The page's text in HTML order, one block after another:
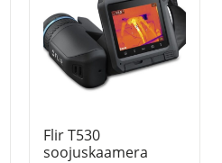
Flir T530
soojuskaamera